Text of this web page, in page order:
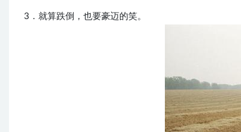
3．就算跌倒，也要豪迈的笑。